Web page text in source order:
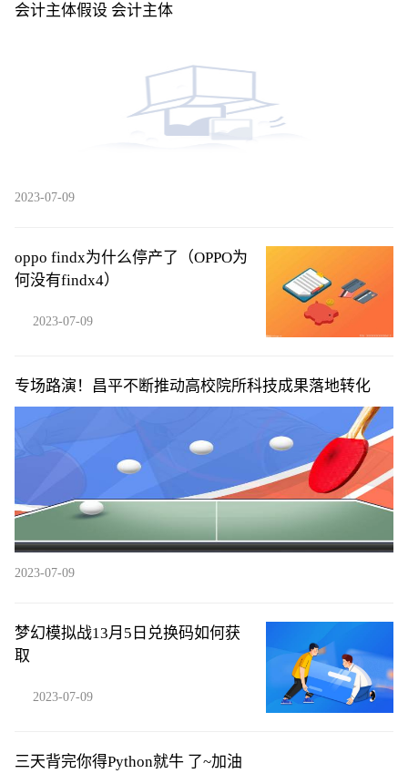
会计主体假设 会计主体
2023-07-09
oppo findx为什么停产了（OPPO为
何没有findx4）
2023-07-09
专场路演！昌平不断推动高校院所科技成果落地转化
2023-07-09
梦幻模拟战13月5日兑换码如何获
取
2023-07-09
三天背完你得Python就牛 了~加油